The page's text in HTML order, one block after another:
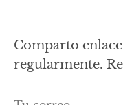
Comparto
regularmente.